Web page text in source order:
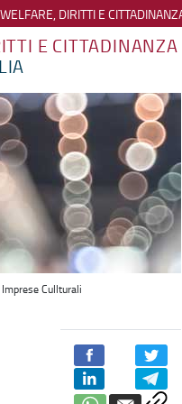
WELFARE, DIRITTI E
E CITTADINANZA
Cullturali